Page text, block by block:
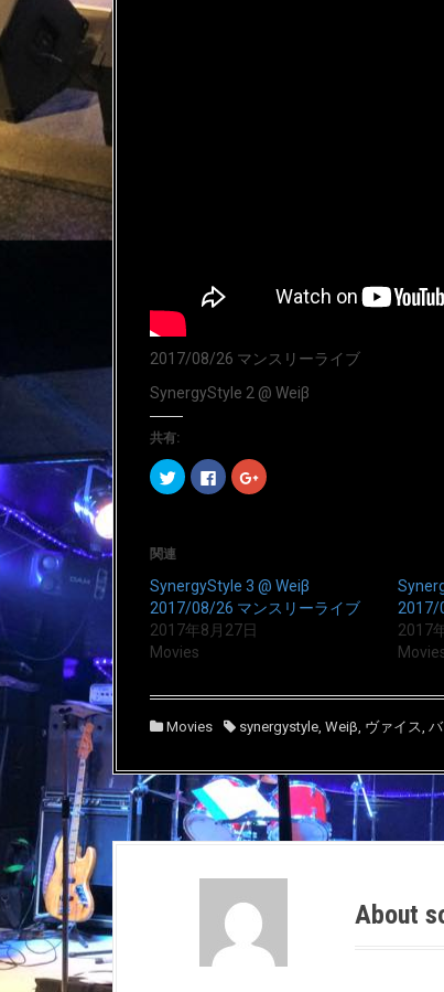
2017/08/26 マンスリーライブ
SynergyStyle 2 @ Weiβ
共有:
ク
リ
i
t
t
e
r
で
共
新
い
ウ
ド
ウ
で
開
き
ま
F
a
で
共
有
す
る
ッ
し
て
さ
い
(
新
し
い
ン
ウ
で
開
き
ク
リ
o
g
l
e
新
い
ウ
ド
ウ
で
開
き
ま
関連
SynergyStyle 3 @ Weiβ
2017/08/26 マンスリーライブ
2017年8月27日
Movies
2017/
2017
Movies synergystyle Weiβ ヴァイス
About